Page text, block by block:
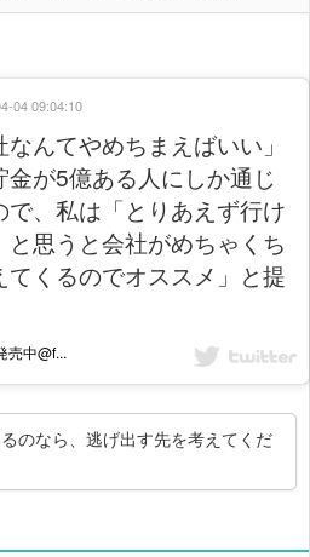
なんてやめちまえばいい」
が5億ある人にしか通じ
、私は「とりあえず行け
思うと会社がめちゃくち
くるのでオススメ」と提
売中@f...
04 09:04:10
のなら、逃げ出す先を考えてくだ